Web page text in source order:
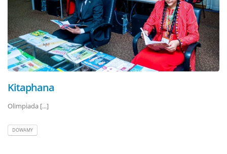
Kitaphana
Olimpiada [...]
DOWAMY